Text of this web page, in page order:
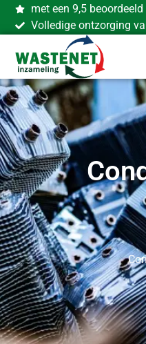
met een 9,5
Volledige ontzorging